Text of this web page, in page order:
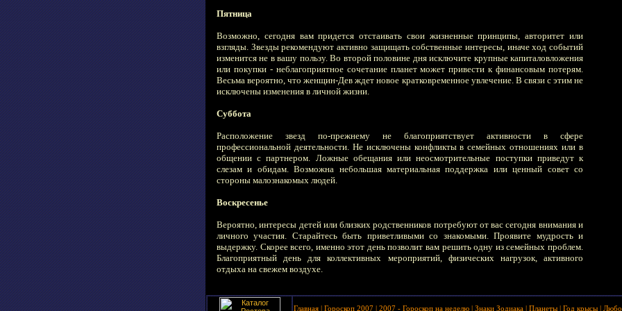
Пятница
Возможно, сегодня вам придется отстаивать свои жизненные принципы, авторитет или
взгляды. Звезды рекомендуют активно защищать собственные интересы, иначе ход событий
изменится не в вашу пользу. Во второй половине дня исключите крупные капиталовложения
или покупки - неблагоприятное сочетание планет может привести к финансовым потерям.
Весьма вероятно, что женщин-Дев ждет новое кратковременное увлечение. В связи с этим не
исключены изменения в личной жизни.
Суббота
Расположение звезд по-прежнему не благоприятствует активности в сфере
профессиональной деятельности. Не исключены конфликты в семейных отношениях или в
общении с партнером. Ложные обещания или неосмотрительные поступки приведут к
слезам и обидам. Возможна небольшая материальная поддержка или ценный совет со
стороны малознакомых людей.
Воскресенье
Вероятно, интересы детей или близких родственников потребуют от вас сегодня внимания и
личного участия. Старайтесь быть приветливыми со знакомыми. Проявите мудрость и
выдержку. Скорее всего, именно этот день позволит вам решить одну из семейных проблем.
Благоприятный день для коллективных мероприятий, физических нагрузок, активного
отдыха на свежем воздухе.
Главная | Гороскоп 2007 | 2007 - Гороскоп на неделю | Знаки Зодиака | Планеты | Год крысы |